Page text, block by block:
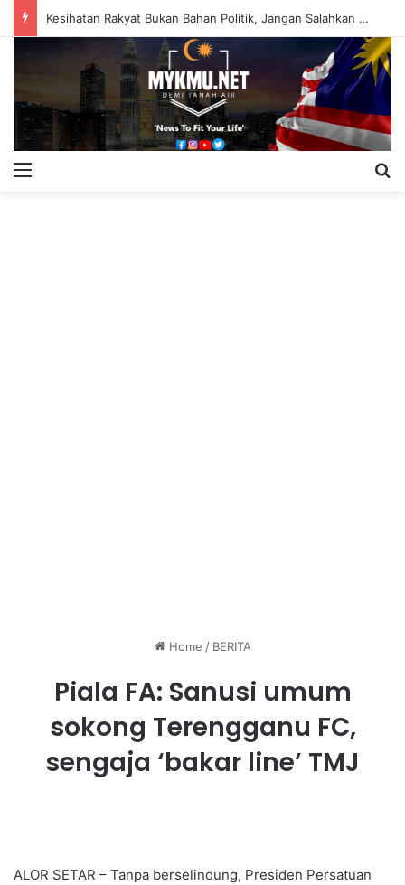
Kesihatan Rakyat Bukan Bahan Politik, Jangan Salahkan Onn Hafiz – Haslinda Salleh
Home / BERITA
Piala FA: Sanusi umum
sokong Terengganu FC,
sengaja ‘bakar line’ TMJ
ALOR SETAR – Tanpa berselindung, Presiden Persatuan